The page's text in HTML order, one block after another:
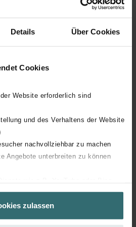
Details Über Cookies
Cookies
Website erforderlich sind
und des Verhaltens der Website
nachvollziehbar zu machen
Angebote unterbreiten zu können
die Datenschutzerklärung erhalten
Durch die Auswahl der Kategorie
zulassen
Grobstaubfilter
für Filterbox DN160,
Inhalt 1 Stück
besteht aus 1x Grobstaubfilter ISO
in:ISO Box / ISO Defroster
Compact 350,Thermos 200/300
EUR
exkl. Versandgebühren